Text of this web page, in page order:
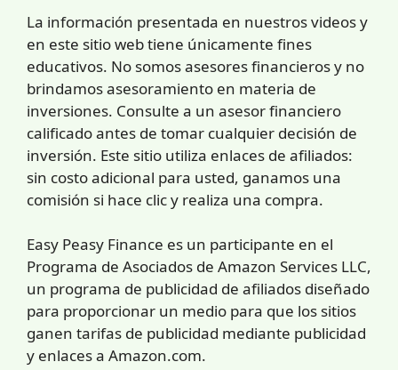
La información presentada en nuestros videos y
en este sitio web tiene únicamente fines
educativos. No somos asesores financieros y no
brindamos asesoramiento en materia de
inversiones. Consulte a un asesor financiero
calificado antes de tomar cualquier decisión de
inversión. Este sitio utiliza enlaces de afiliados:
sin costo adicional para usted, ganamos una
comisión si hace clic y realiza una compra.
Easy Peasy Finance es un participante en el
Programa de Asociados de Amazon Services LLC,
un programa de publicidad de afiliados diseñado
para proporcionar un medio para que los sitios
ganen tarifas de publicidad mediante publicidad
y enlaces a Amazon.com.